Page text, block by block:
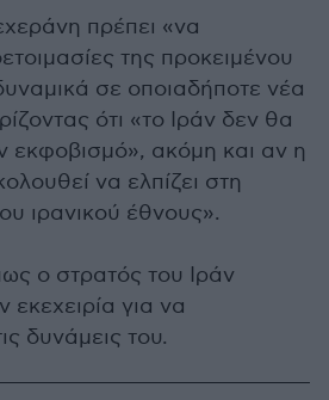
πρέπει «να
της προκειμένου
σε οποιαδήποτε νέα
ότι «το Ιράν δεν θα
εκφοβισμό», ακόμη και αν η
να ελπίζει στη
ιρανικού έθνους».
ο στρατός του Ιράν
εκεχειρία για να
δυνάμεις του.